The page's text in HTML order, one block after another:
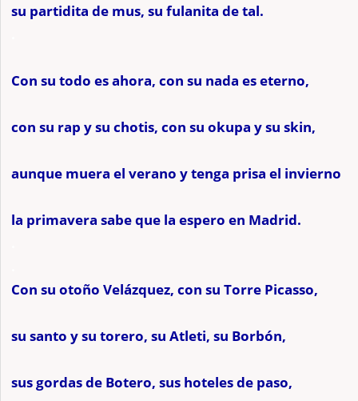
su partidita de mus, su fulanita de tal.
Con su todo es ahora, con su nada es eterno,
con su rap y su chotis, con su okupa y su skin,
aunque muera el verano y tenga prisa el invierno
la primavera sabe que la espero en Madrid.
Con su otoño Velázquez, con su Torre Picasso,
su santo y su torero, su Atleti, su Borbón,
sus gordas de Botero, sus hoteles de paso,